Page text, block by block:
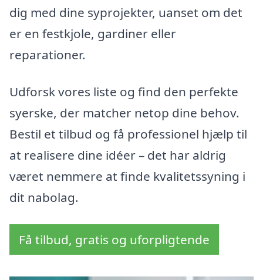
dig med dine syprojekter, uanset om det
er en festkjole, gardiner eller
reparationer.
Udforsk vores liste og find den perfekte
syerske, der matcher netop dine behov.
Bestil et tilbud og få professionel hjælp til
at realisere dine idéer – det har aldrig
været nemmere at finde kvalitetssyning i
dit nabolag.
Få tilbud, gratis og uforpligtende